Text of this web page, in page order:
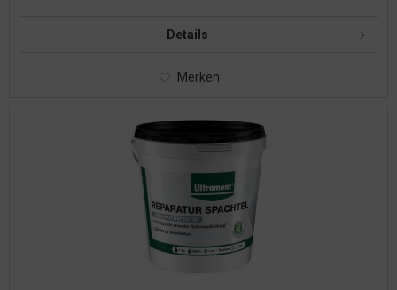
Details
Merken